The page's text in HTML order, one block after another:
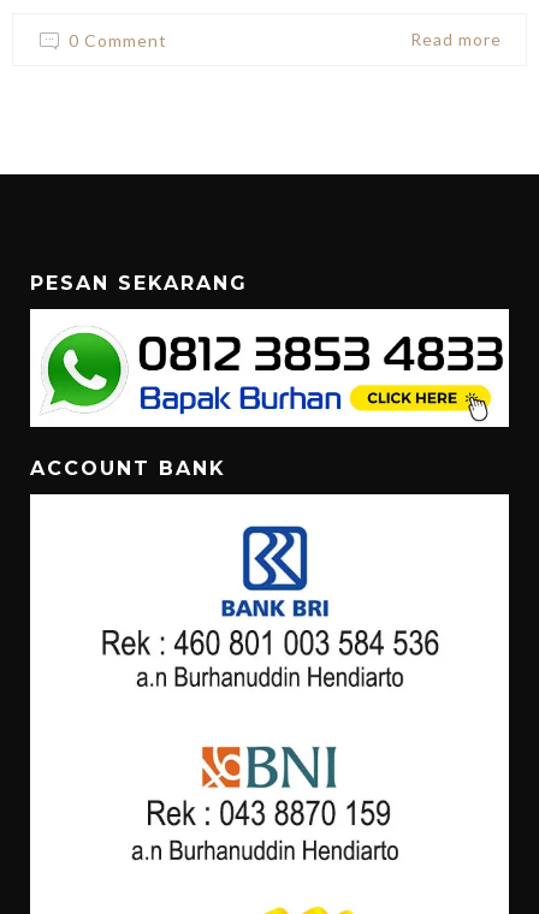
0 Comment Read more
PESAN SEKARANG
ACCOUNT BANK